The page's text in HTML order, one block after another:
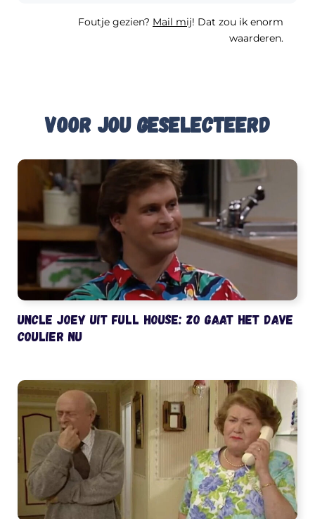
Foutje gezien? Mail mij! Dat zou ik enorm
waarderen.
Voor jou geselecteerd
Uncle Joey uit Full House: zo gaat het Dave
Coulier nu